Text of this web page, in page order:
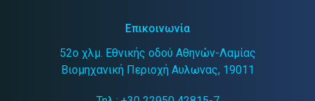
Επικοινωνία
52ο χλμ. Εθνικής οδού Αθηνών-Λαμίας
Βιομηχανική Περιοχή Αυλωνας, 19011